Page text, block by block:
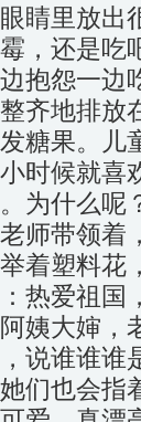
睛里放出
，还是吃
抱怨一边
齐地排放
糖果。儿
时候就喜
为什么呢
师带领着
着塑料花
热爱祖国
姨大婶，
说谁谁谁
们也会指